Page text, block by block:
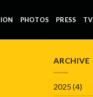
PHOTOS PRESS TV
ARCHIVE
2025(4)